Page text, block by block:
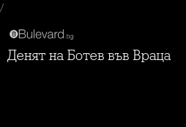
/
Денят на Ботев във Враца